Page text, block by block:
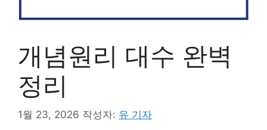
개념원리 대수 완벽
정리
1월 23, 2026 작성자: 유 기자